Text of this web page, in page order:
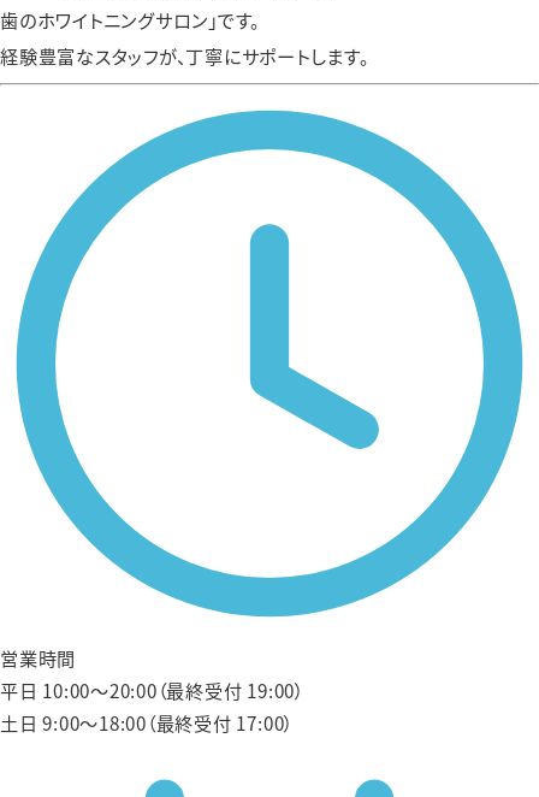
歯のホワイトニングサロン」です。
経験豊富なスタッフが、丁寧にサポートします。
営業時間
平日 10:00〜20:00（最終受付 19:00）
土日 9:00〜18:00（最終受付 17:00）